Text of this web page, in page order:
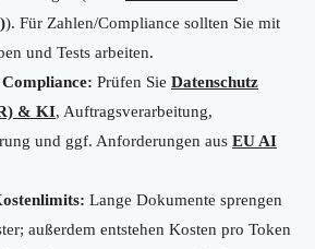
). Für Zahlen/Compliance sollten Sie mit
und Tests arbeiten.
Prüfen Sie Datenschutz
& KI, Auftragsverarbeitung,
und ggf. Anforderungen aus EU AI
Lange Dokumente sprengen
außerdem entstehen Kosten pro Token